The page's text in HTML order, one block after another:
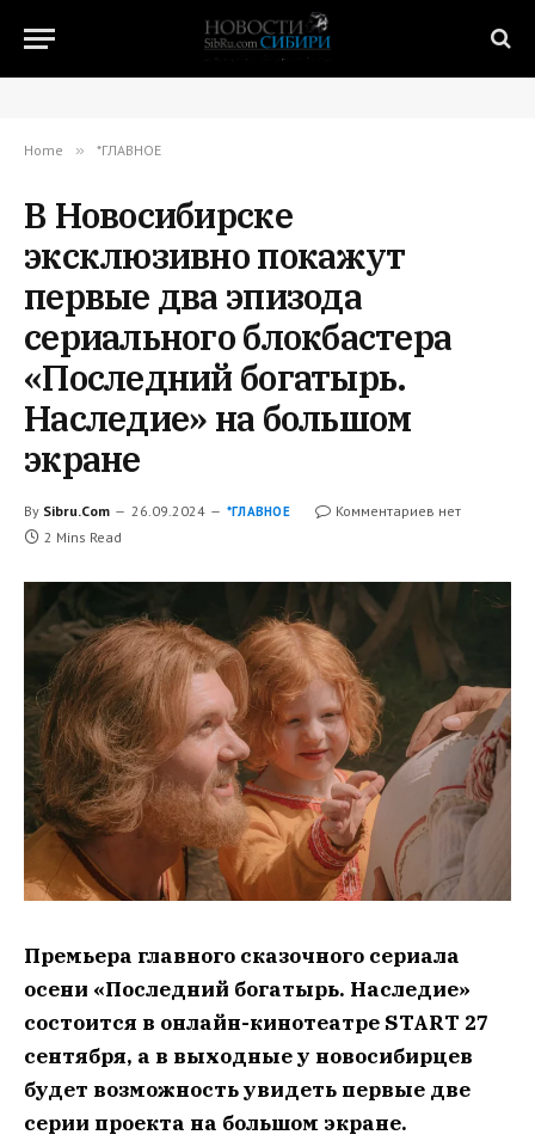
Home » *ГЛАВНОЕ
В Новосибирске
эксклюзивно покажут
первые два эпизода
сериального блокбастера
«Последний богатырь.
Наследие» на большом
экране
By Sibru.Com 26.09.2024 *ГЛАВНОЕ
Комментариев нет
2 Mins Read
Премьера главного сказочного сериала
осени «Последний богатырь. Наследие»
состоится в онлайн-кинотеатре START 27
сентября, а в выходные у новосибирцев
будет возможность увидеть первые две
серии проекта на большом экране.